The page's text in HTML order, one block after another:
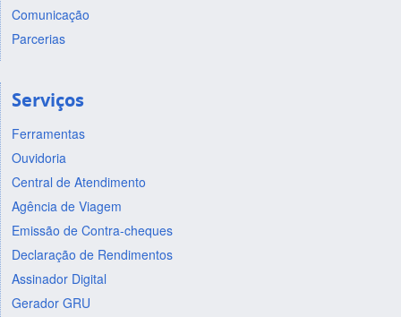
Comunicação
Parcerias
Serviços
Ferramentas
Ouvidoria
Central de Atendimento
Agência de Viagem
Emissão de Contra-cheques
Declaração de Rendimentos
Assinador Digital
Gerador GRU